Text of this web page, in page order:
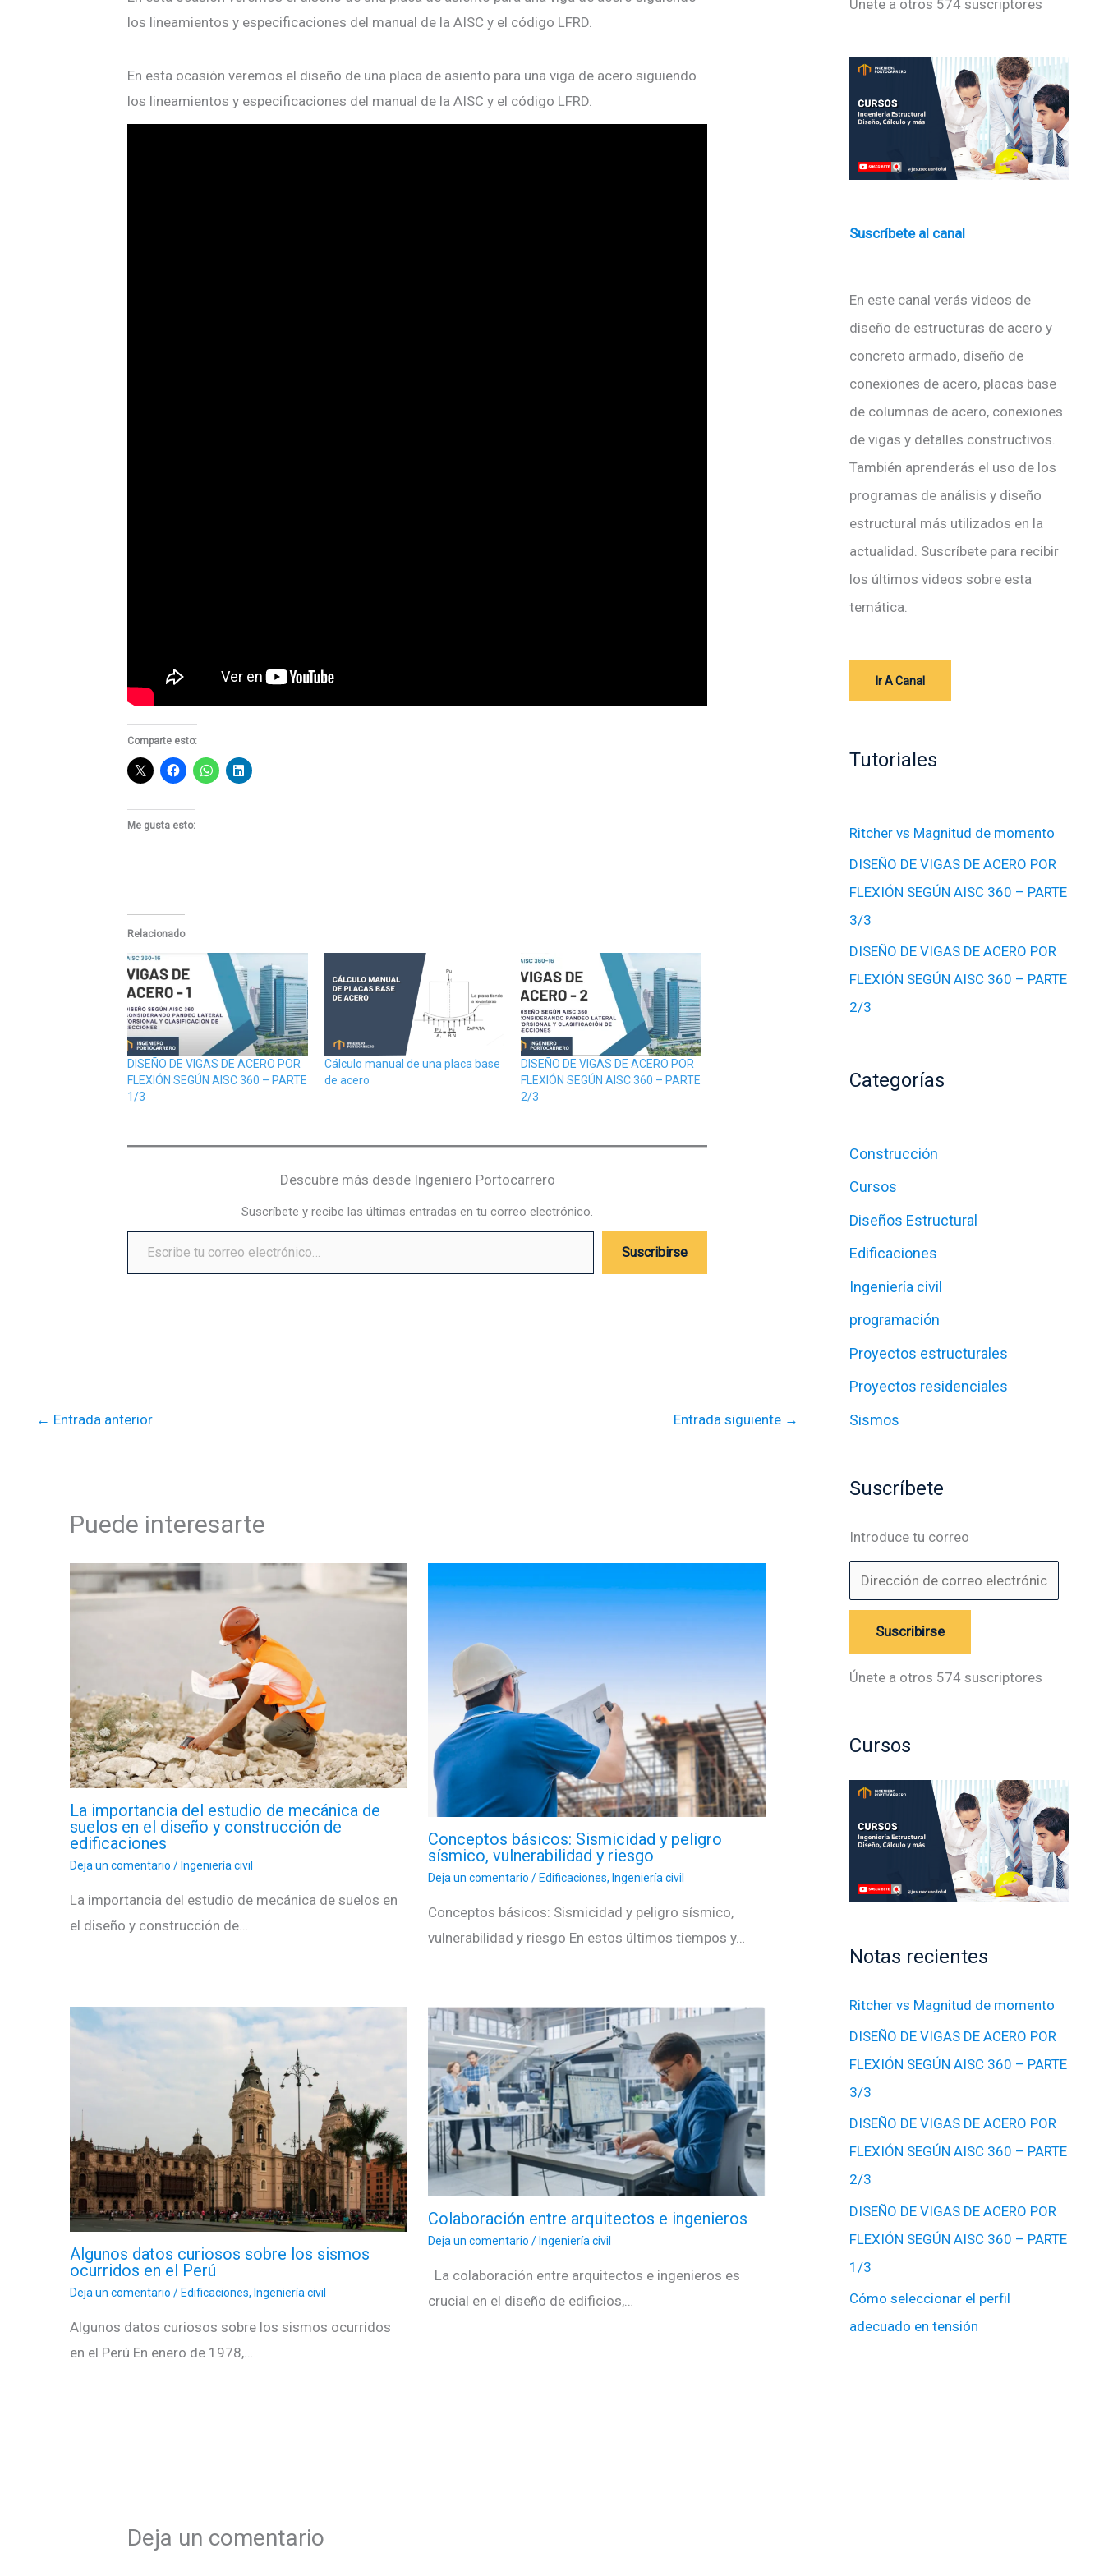
los lineamientos y especificaciones del manual de la AISC y el código LFRD.
En esta ocasión veremos el diseño de una placa de asiento para una viga de acero siguiendo
los lineamientos y especificaciones del manual de la AISC y el código LFRD.
Comparte esto:
Me gusta esto:
Relacionado
DISEÑO DE VIGAS DE ACERO POR
FLEXIÓN SEGÚN AISC 360 – PARTE
1/3
Cálculo manual de una placa base
de acero
DISEÑO DE VIGAS DE ACERO POR
FLEXIÓN SEGÚN AISC 360 – PARTE
2/3
Descubre más desde Ingeniero Portocarrero
Suscríbete y recibe las últimas entradas en tu correo electrónico.
Suscribirse
← Entrada anterior Entrada siguiente →
Puede interesarte
La importancia del estudio de mecánica de
suelos en el diseño y construcción de
edificaciones
Deja un comentario / Ingeniería civil
La importancia del estudio de mecánica de suelos en
el diseño y construcción de…
Conceptos básicos: Sismicidad y peligro
sísmico, vulnerabilidad y riesgo
Deja un comentario /Edificaciones, Ingeniería civil
Conceptos básicos: Sismicidad y peligro sísmico,
vulnerabilidad y riesgo En estos últimos tiempos y…
Algunos datos curiosos sobre los sismos
ocurridos en el Perú
Deja un comentario /Edificaciones, Ingeniería civil
Algunos datos curiosos sobre los sismos ocurridos
en el Perú En enero de 1978,…
Colaboración entre arquitectos e ingenieros
Deja un comentario / Ingeniería civil
La colaboración entre arquitectos e ingenieros es
crucial en el diseño de edificios,…
Deja un comentario
Únete a otros 574 suscriptores
Suscríbete al canal
En este canal verás videos de
diseño de estructuras de acero y
concreto armado, diseño de
conexiones de acero, placas base
de columnas de acero, conexiones
de vigas y detalles constructivos.
También aprenderás el uso de los
programas de análisis y diseño
estructural más utilizados en la
actualidad. Suscríbete para recibir
los últimos videos sobre esta
temática.
Ir A Canal
Tutoriales
Ritcher vs Magnitud de momento
DISEÑO DE VIGAS DE ACERO POR
FLEXIÓN SEGÚN AISC 360 – PARTE
3/3
DISEÑO DE VIGAS DE ACERO POR
FLEXIÓN SEGÚN AISC 360 – PARTE
2/3
Categorías
Construcción
Cursos
Diseños Estructural
Edificaciones
Ingeniería civil
programación
Proyectos estructurales
Proyectos residenciales
Sismos
Suscríbete
Introduce tu correo
ó
r
e
Suscribirse
Únete a otros 574 suscriptores
Cursos
Notas recientes
Ritcher vs Magnitud de momento
DISEÑO DE VIGAS DE ACERO POR
FLEXIÓN SEGÚN AISC 360 – PARTE
3/3
DISEÑO DE VIGAS DE ACERO POR
FLEXIÓN SEGÚN AISC 360 – PARTE
2/3
DISEÑO DE VIGAS DE ACERO POR
FLEXIÓN SEGÚN AISC 360 – PARTE
1/3
Cómo seleccionar el perfil
adecuado en tensión